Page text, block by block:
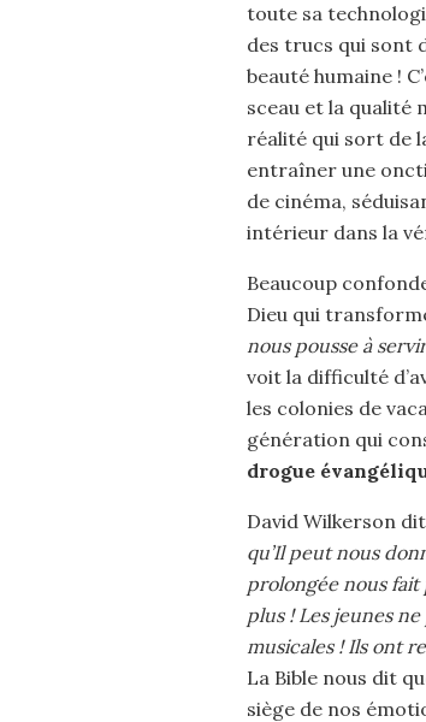
toute sa
des trucs qui sont
beauté humaine !
sceau et la qualité
réalité qui sort de
entraîner une
de cinéma,
intérieur dans la
Beaucoup
Dieu qui
nous pousse à
voit la difficulté
les colonies de
génération qui
drogue
David Wilkerson
qu’Il peut nous
prolongée nous
plus ! Les jeunes
musicales ! Ils ont
La Bible nous dit
siège de nos